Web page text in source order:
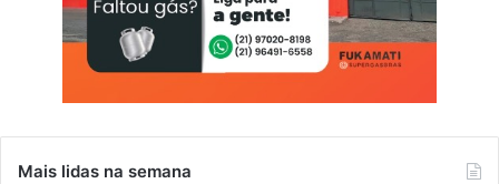
Mais lidas na semana